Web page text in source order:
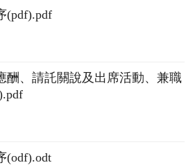
(pdf).pdf
酬、請託關說及出席活動、兼職
(odf).odt